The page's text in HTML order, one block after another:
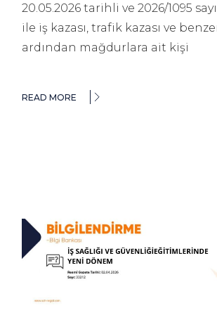
20.05.2026 tarihli ve 2026/1095
ile iş kazası, trafik kazası ve
ardından mağdurlara ait kişi
READ MORE